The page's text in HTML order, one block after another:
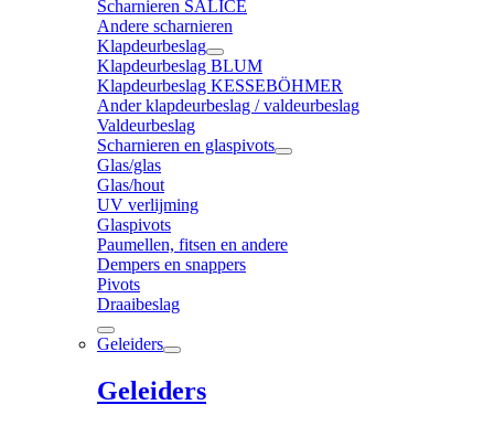
Scharnieren SALICE
Andere scharnieren
Klapdeurbeslag
Klapdeurbeslag BLUM
Klapdeurbeslag KESSEBÖHMER
Ander klapdeurbeslag / valdeurbeslag
Valdeurbeslag
Scharnieren en glaspivots
Glas/glas
Glas/hout
UV verlijming
Glaspivots
Paumellen, fitsen en andere
Dempers en snappers
Pivots
Draaibeslag
Geleiders
Geleiders